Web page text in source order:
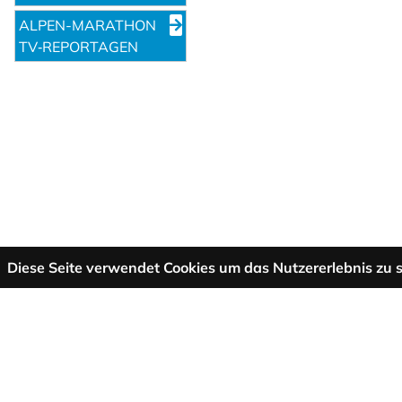
ALPEN-MARATHON
TV‑REPORTAGEN
Diese Seite verwendet Cookies um das Nutzererlebnis zu